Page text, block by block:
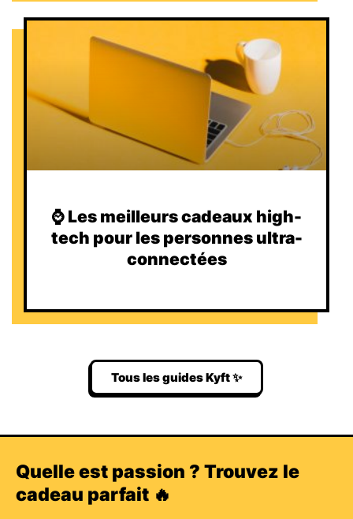
⌚️ Les meilleurs cadeaux high-
tech pour les personnes ultra-
connectées
Tous les guides Kyft ✨
Quelle est passion ? Trouvez le
cadeau parfait 🔥